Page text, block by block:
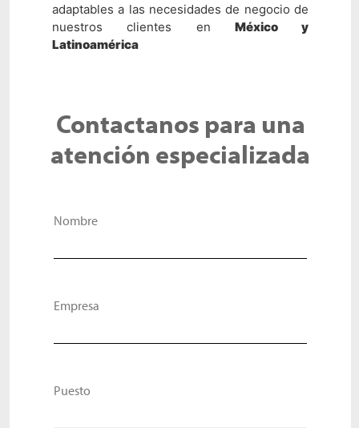
adaptables a las necesidades de negocio de
nuestros clientes en México y
Latinoamérica
Contactanos para una
atención especializada
Nombre
Empresa
Puesto